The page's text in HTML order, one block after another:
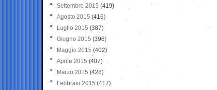
Settembre 2015 (419)
Agosto 2015 (416)
Luglio 2015 (387)
Giugno 2015 (396)
Maggio 2015 (402)
Aprile 2015 (407)
Marzo 2015 (428)
Febbraio 2015 (417)